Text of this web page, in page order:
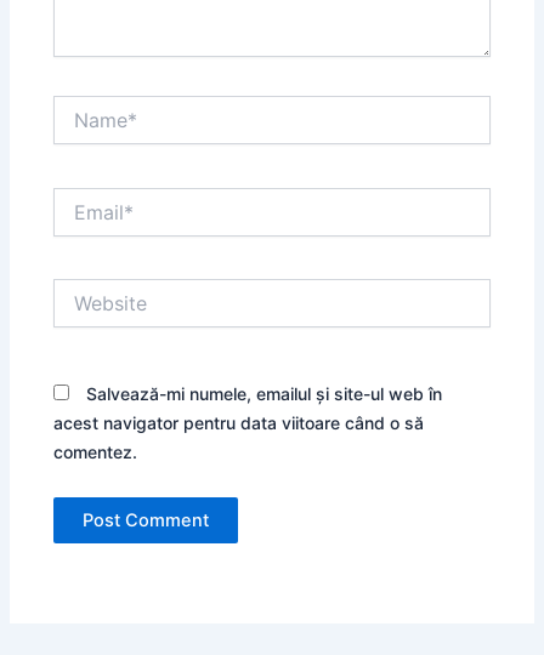
Salvează-mi numele, emailul și site-ul web în
acest navigator pentru data viitoare când o să
comentez.